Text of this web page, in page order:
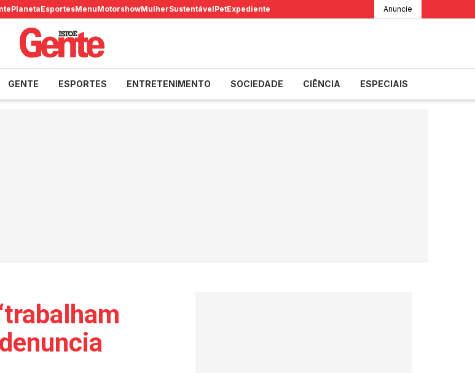
PlanetaEsportesMenuMotorshowMulherSustentávelPetExpediente Anuncie
GENTE ESPORTES ENTRETENIMENTO SOCIEDADE CIÊNCIA ESPECIAIS